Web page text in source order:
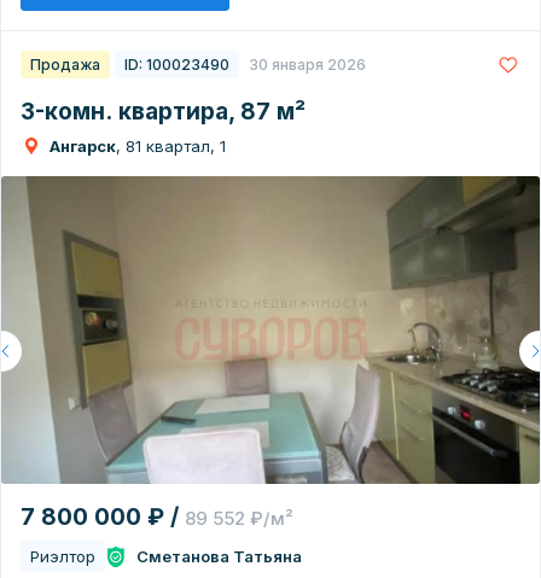
Продажа ID: 100023490 30 января 2026
3-комн. квартира, 87 м²
Ангарск, 81 квартал, 1
7 800 000 ₽ / 89 552 ₽/м²
Риэлтор Сметанова Татьяна